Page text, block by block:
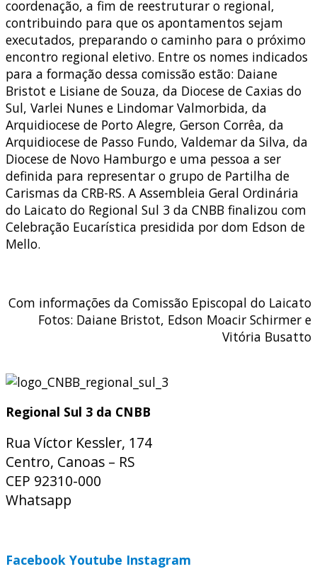
coordenação, a fim de reestruturar o regional,
contribuindo para que os apontamentos sejam
executados, preparando o caminho para o próximo
encontro regional eletivo. Entre os nomes indicados
para a formação dessa comissão estão: Daiane
Bristot e Lisiane de Souza, da Diocese de Caxias do
Sul, Varlei Nunes e Lindomar Valmorbida, da
Arquidiocese de Porto Alegre, Gerson Corrêa, da
Arquidiocese de Passo Fundo, Valdemar da Silva, da
Diocese de Novo Hamburgo e uma pessoa a ser
definida para representar o grupo de Partilha de
Carismas da CRB-RS. A Assembleia Geral Ordinária
do Laicato do Regional Sul 3 da CNBB finalizou com
Celebração Eucarística presidida por dom Edson de
Mello.
Com informações da Comissão Episcopal do Laicato
Fotos: Daiane Bristot, Edson Moacir Schirmer e
Vitória Busatto
Regional Sul 3 da CNBB
Rua Víctor Kessler, 174
Centro, Canoas – RS
CEP 92310-000
Whatsapp
Facebook Youtube Instagram